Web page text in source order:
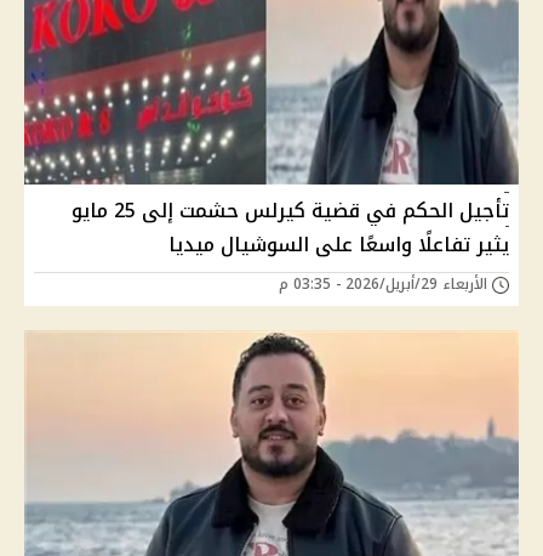
تأجيل الحكم في قضية كيرلس حشمت إلى 25 مايو
يثير تفاعلًا واسعًا على السوشيال ميديا
الأربعاء 29/أبريل/2026 - 03:35 م